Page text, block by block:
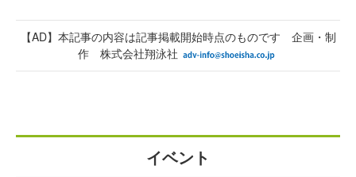
【AD】本記事の内容は記事掲載開始時点のものです 企画・制
作 株式会社翔泳社
イベント